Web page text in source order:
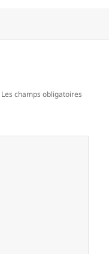
Les champs obligatoires